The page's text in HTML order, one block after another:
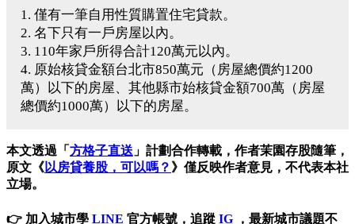
1. 僅有一筆自用性質購置住宅貸款。
2. 名下只有一戶房屋以內。
3. 110年家戶所得合計120萬元以內。
4. 原始核貸金額台北市850萬元（房屋總價約1200
萬）以下的房屋、其他縣市始核貸金額700萬（房屋
總價約1000萬）以下的房屋。
本文透過「 方格子直送 」計劃合作轉載，作者茉園存股隨筆，
原文《以房貸養股，可以嗎？ 》僅反映作者意見，不代表本社
立場。
👉 加入城市學 LINE 官方帳號，追蹤 IG ，最新城市議題不